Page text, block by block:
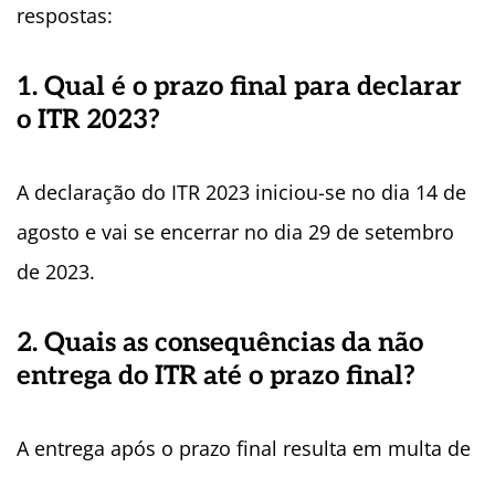
respostas:
1. Qual é o prazo final para declarar
o ITR 2023?
A declaração do ITR 2023 iniciou-se no dia 14 de
agosto e vai se encerrar no dia 29 de setembro
de 2023.
2. Quais as consequências da não
entrega do ITR até o prazo final?
A entrega após o prazo final resulta em multa de